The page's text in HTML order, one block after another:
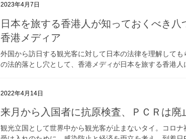
2023年4月7日
日本を旅する香港人が知っておくべき
香港メディア
外国から訪日する観光客に対して日本の法律を理解して
の法的落とし穴として、香港メディが日本を旅する香港人
2022年4月14日
来月から入国者に抗原検査、ＰＣＲは廃
観光立国として世界中から観光客が止まないタイ。コロ